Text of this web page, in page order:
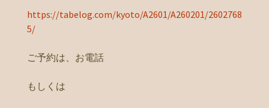
https://tabelog.com/kyoto/A2601/A260201/2602768
5/
ご予約は、お電話
もしくは